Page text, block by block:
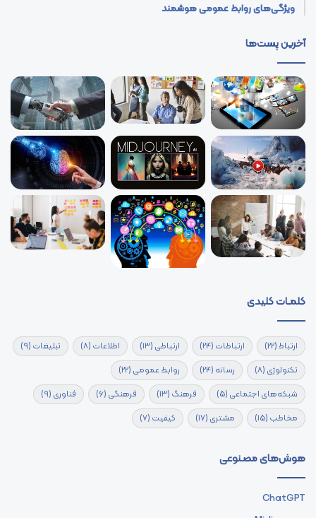
ویژگی‌های روابط عمومی هوشمند
آخرین پست‌ها
کلمـات کلیدی
ارتباط(22) ارتباطات (24) ارتباطی (13) اطلاعات (8) تبلیغات (9)
تکنولوژی (8) رسانه (24) روابط عمومی (22)
شبکه‌های اجتماعی (5) فرهنگ (13) فرهنگی (6) فناوری (9)
مخاطب (15) مشتری (17) کیفیت (7)
هوش‌های مصنوعی
ChatGPT